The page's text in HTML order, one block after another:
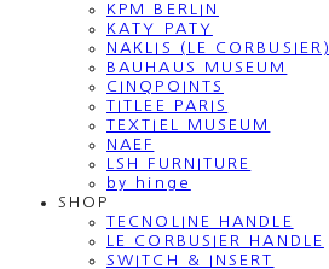
KPM BERLIN
KATY PATY
NAKLIS (LE CORBUSIER)
BAUHAUS MUSEUM
CINQPOINTS
TITLEE PARIS
TEXTIEL MUSEUM
NAEF
LSH FURNITURE
by hinge
SHOP
TECNOLINE HANDLE
LE CORBUSIER HANDLE
SWITCH & INSERT